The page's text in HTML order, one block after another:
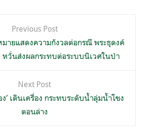
Previous Post
ายแสดงความกังวลต่อกรณี พระธุดงค์
วั่นส่งผลกระทบต่อระบบนิเวศในป่า
Next Post
’ เดินเครื่อง กระทบระดับน้ำลุ่มน้ำโขง
ตอนล่าง